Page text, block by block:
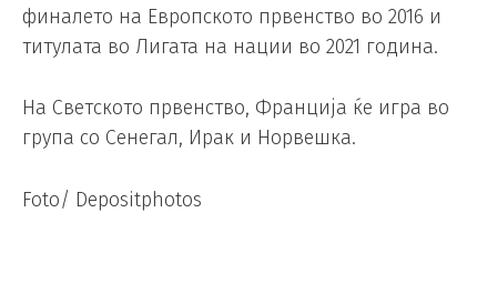
финалето на Европското првенство во 2016 и
титулата во Лигата на нации во 2021 година.
На Светското првенство, Франција ќе игра во
група со Сенегал, Ирак и Норвешка.
Foto/ Depositphotos